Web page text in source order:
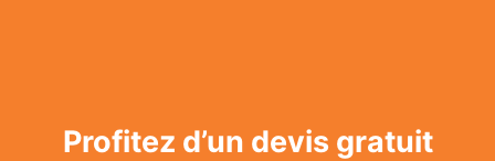
Profitez d’un devis gratuit